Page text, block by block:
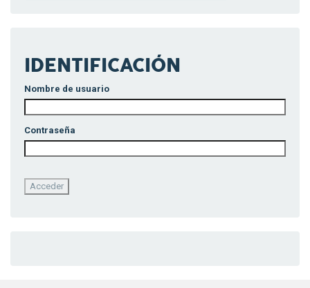
IDENTIFICACIÓN
Nombre de usuario
Contraseña